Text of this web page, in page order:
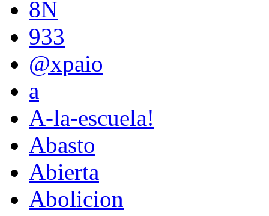
8N
933
@xpaio
a
A-la-escuela!
Abasto
Abierta
Abolicion